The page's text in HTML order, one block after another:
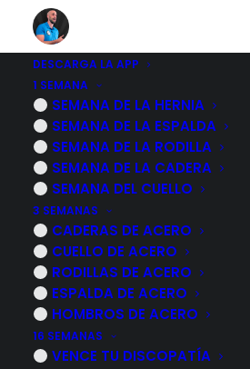
DESCARGA LA APP
1 SEMANA
SEMANA DE LA HERNIA
SEMANA DE LA ESPALDA
SEMANA DE LA RODILLA
SEMANA DE LA CADERA
SEMANA DEL CUELLO
3 SEMANAS
CADERAS DE ACERO
CUELLO DE ACERO
RODILLAS DE ACERO
ESPALDA DE ACERO
HOMBROS DE ACERO
16 SEMANAS
VENCE TU DISCOPATÍA
Choque